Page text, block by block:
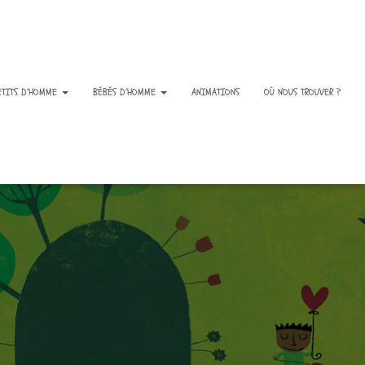
D’HOMME BÉBÉS D’HOMME ANIMATIONS OÙ NOUS TROUVER ?